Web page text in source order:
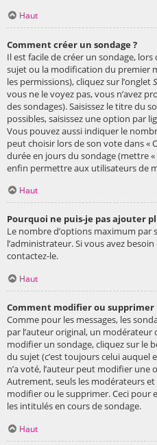
Haut
Comment créer un sondage ?
Il est facile de créer un sondage,
sujet ou la modification du premier
les permissions), cliquez sur l’onglet
vous ne le voyez pas, vous n’avez
des sondages). Saisissez le titre du
possibles, saisissez une option par
Vous pouvez aussi indiquer le
peut choisir lors de son vote dans «
durée en jours du sondage (mettre
enfin permettre aux utilisateurs de
Haut
Pourquoi ne puis-je pas ajouter
Le nombre d’options maximum par
l’administrateur. Si vous avez
contactez-le.
Haut
Comment modifier ou supprimer
Comme pour les messages, les
par l’auteur original, un
modifier un sondage, cliquez sur le
du sujet (c’est toujours celui auquel
n’a voté, l’auteur peut modifier
Autrement, seuls les modérateurs
modifier ou le supprimer. Ceci pour
les intitulés en cours de sondage.
Haut